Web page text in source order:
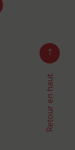
Retour en haut